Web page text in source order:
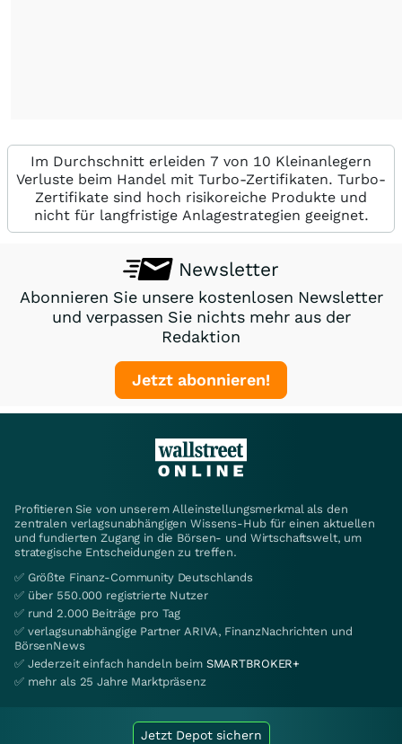
Im Durchschnitt erleiden 7 von 10 Kleinanlegern
Verluste beim Handel mit Turbo-Zertifikaten. Turbo-
Zertifikate sind hoch risikoreiche Produkte und
nicht für langfristige Anlagestrategien geeignet.
Newsletter
Abonnieren Sie unsere kostenlosen Newsletter
und verpassen Sie nichts mehr aus der
Redaktion
Jetzt abonnieren!
Profitieren Sie von unserem Alleinstellungsmerkmal als den
zentralen verlagsunabhängigen Wissens-Hub für einen aktuellen
und fundierten Zugang in die Börsen- und Wirtschaftswelt, um
strategische Entscheidungen zu treffen.
✅ Größte Finanz-Community Deutschlands
✅ über 550.000 registrierte Nutzer
✅ rund 2.000 Beiträge pro Tag
✅ verlagsunabhängige Partner ARIVA, FinanzNachrichten und
BörsenNews
✅ Jederzeit einfach handeln beim SMARTBROKER+
✅ mehr als 25 Jahre Marktpräsenz
Jetzt Depot sichern